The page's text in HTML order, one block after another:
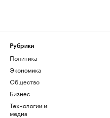
Рубрики
Политика
Экономика
Общество
Бизнес
Технологии и
медиа